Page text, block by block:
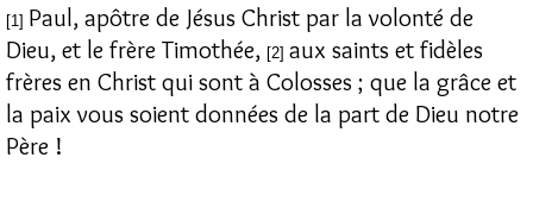
[1] Paul, apôtre de Jésus Christ par la volonté de
Dieu, et le frère Timothée, [2] aux saints et fidèles
frères en Christ qui sont à Colosses ; que la grâce et
la paix vous soient données de la part de Dieu notre
Père !